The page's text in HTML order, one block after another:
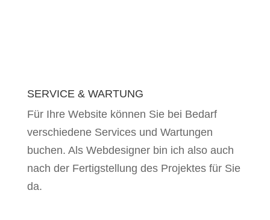
SERVICE & WARTUNG
Für Ihre Website können Sie bei Bedarf
verschiedene Services und Wartungen
buchen. Als Webdesigner bin ich also auch
nach der Fertigstellung des Projektes für Sie
da.